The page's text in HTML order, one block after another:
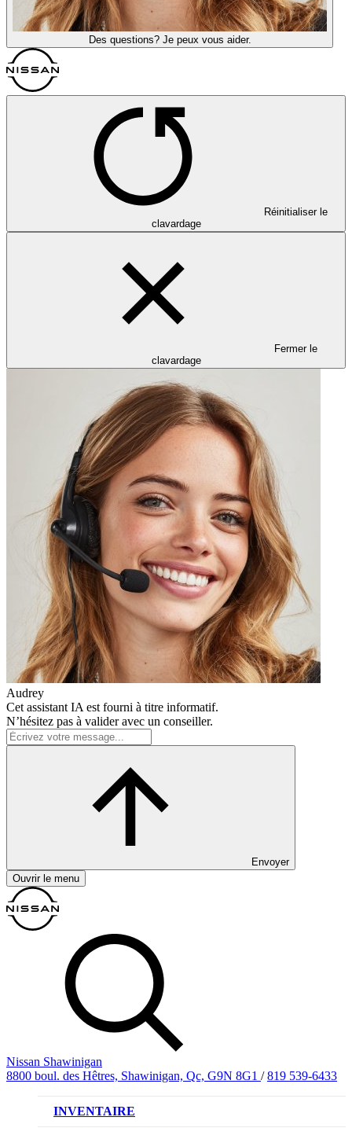
Des questions? Je peux vous aider.
Réinitialiser le
clavardage
Fermer le
clavardage
Audrey
Cet assistant IA est fourni à titre informatif.
N’hésitez pas à valider avec un conseiller.
Envoyer
Ouvrir le menu
Nissan Shawinigan
8800 boul. des Hêtres, Shawinigan, Qc, G9N 8G1 / 819 539-6433
INVENTAIRE